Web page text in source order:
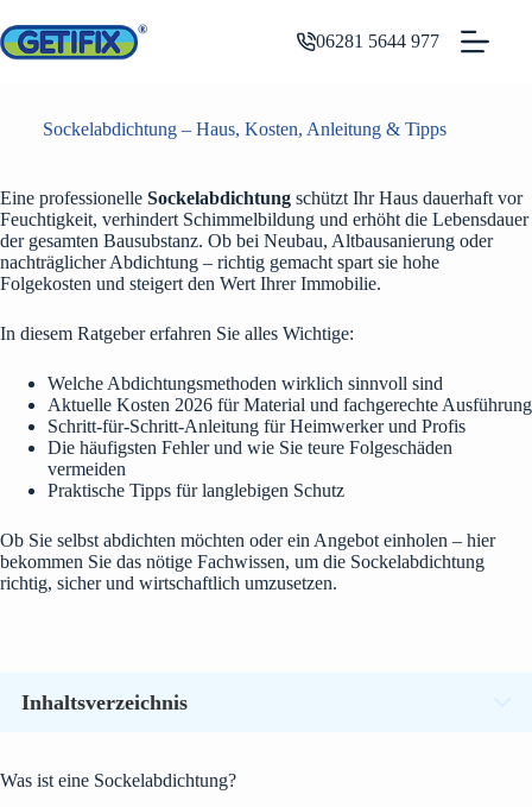
Inhalt
springen
06281 5644 977
Sockelabdichtung – Haus, Kosten, Anleitung & Tipps
Eine professionelle Sockelabdichtung schützt Ihr Haus dauerhaft vor
Feuchtigkeit, verhindert Schimmelbildung und erhöht die Lebensdauer
der gesamten Bausubstanz. Ob bei Neubau, Altbausanierung oder
nachträglicher Abdichtung – richtig gemacht spart sie hohe
Folgekosten und steigert den Wert Ihrer Immobilie.
In diesem Ratgeber erfahren Sie alles Wichtige:
Welche Abdichtungsmethoden wirklich sinnvoll sind
Aktuelle Kosten 2026 für Material und fachgerechte Ausführung
Schritt-für-Schritt-Anleitung für Heimwerker und Profis
Die häufigsten Fehler und wie Sie teure Folgeschäden
vermeiden
Praktische Tipps für langlebigen Schutz
Ob Sie selbst abdichten möchten oder ein Angebot einholen – hier
bekommen Sie das nötige Fachwissen, um die Sockelabdichtung
richtig, sicher und wirtschaftlich umzusetzen.
Inhaltsverzeichnis
Was ist eine Sockelabdichtung?